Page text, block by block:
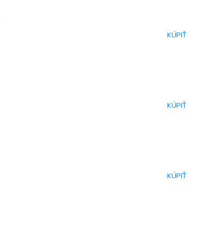
KÚPIŤ
KÚPIŤ
KÚPIŤ